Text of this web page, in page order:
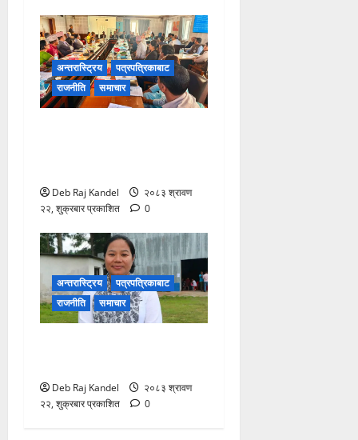
अन्तरास्ट्रिय
पत्रपत्रिकाबाट
राजनीति
समाचार
Deb Raj Kandel
२०८३ श्रावण
२२, शुक्रबार प्रकाशित
0
अन्तरास्ट्रिय
पत्रपत्रिकाबाट
राजनीति
समाचार
Deb Raj Kandel
२०८३ श्रावण
२२, शुक्रबार प्रकाशित
0